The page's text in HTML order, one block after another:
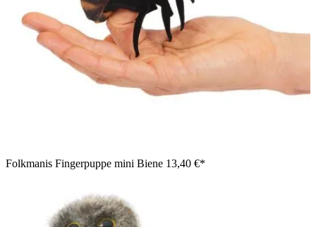
Folkmanis Fingerpuppe mini Biene 13,40 €*